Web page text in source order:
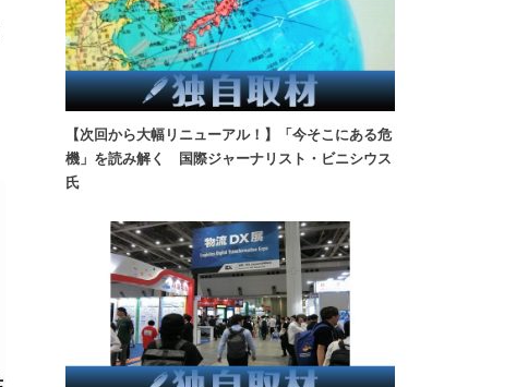
【次回から大幅リニューアル！】「今そこにある危
機」を読み解く 国際ジャーナリスト・ビニシウス
氏